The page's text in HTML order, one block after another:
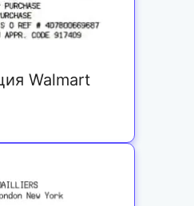
Walmart